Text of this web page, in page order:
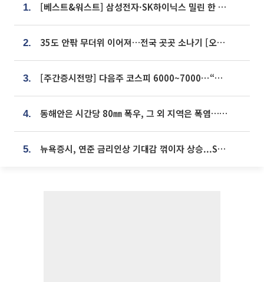
1. [베스트&워스트] 삼성전자·SK하이닉스 밀린 한 주…상상인증권은 85% 급등
2. 35도 안팎 무더위 이어져…전국 곳곳 소나기 [오늘 날씨]
3. [주간증시전망] 다음주 코스피 6000~7000⋯“外人 수급은 정책이 변수”
4. 동해안은 시간당 80㎜ 폭우, 그 외 지역은 폭염…‘극과 극 날씨’
5. 뉴욕증시, 연준 금리인상 기대감 꺾이자 상승...S&P500 사상 최고치 [종합]